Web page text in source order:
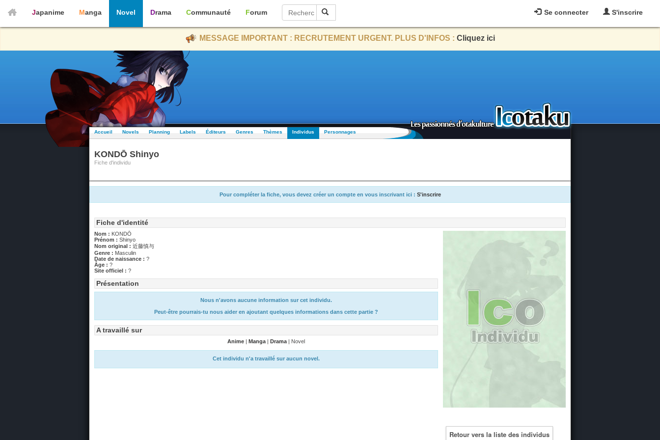
Se connecter S'inscrire
Japanime Manga Novel Drama Communauté Forum
MESSAGE IMPORTANT : RECRUTEMENT URGENT. PLUS D'INFOS : Cliquez ici
Accueil Novels Planning Labels Éditeurs Genres Thèmes Individus Personnages
KONDŌ Shinyo
Fiche d'individu
Pour compléter la fiche, vous devez créer un compte en vous inscrivant ici : S'inscrire
Fiche d'identité
Nom : KONDŌ
Prénom : Shinyo
Nom original : 近藤慎与
Genre : Masculin
Date de naissance : ?
Âge : ?
Site officiel : ?
Présentation
Nous n'avons aucune information sur cet individu.
Peut-être pourrais-tu nous aider en ajoutant quelques informations dans cette partie ?
A travaillé sur
Anime | Manga | Drama | Novel
Cet individu n'a travaillé sur aucun novel.
Retour vers la liste des individus